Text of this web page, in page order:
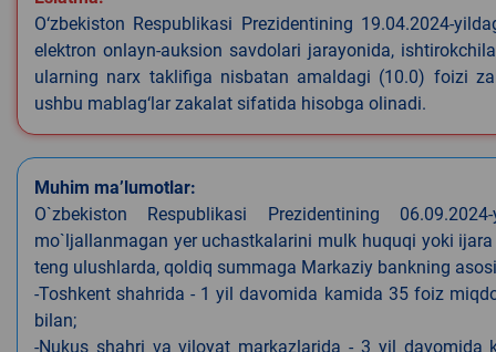
O‘zbekiston Respublikasi Prezidentining 19.04.2024-
elektron onlayn-auksion savdolari jarayonida,
ularning narx taklifiga nisbatan amaldagi (10.0) foizi
ushbu mablag‘lar zakalat sifatida hisobga olinadi.
Muhim ma’lumotlar:
O`zbekiston Respublikasi Prezidentining
mo`ljallanmagan yer uchastkalarini mulk huquqi yoki
teng ulushlarda, qoldiq summaga Markaziy bankning
-Toshkent shahrida - 1 yil davomida kamida 35 foiz
bilan;
-Nukus shahri va viloyat markazlarida - 3 yil